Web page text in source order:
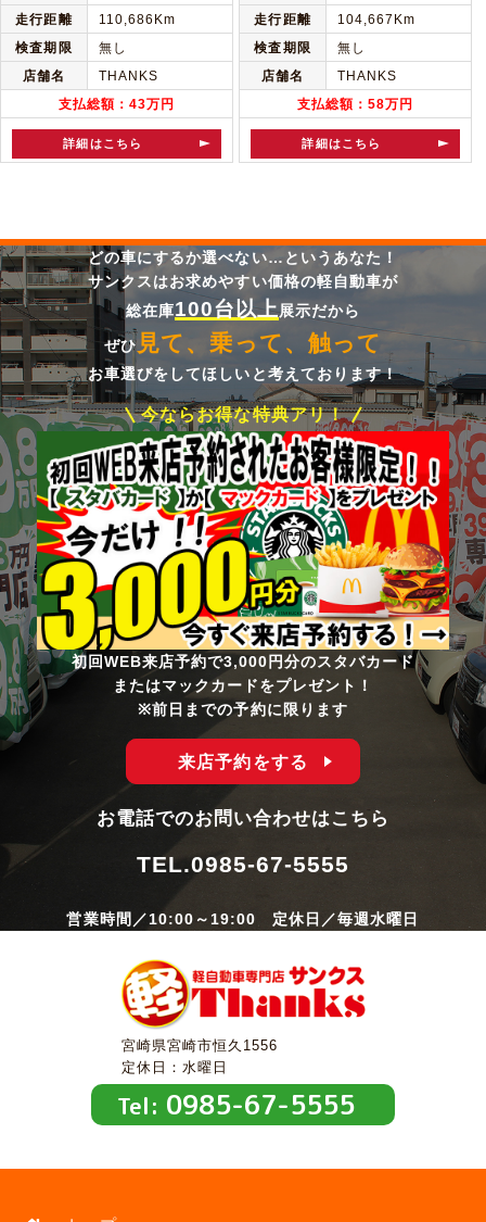
走行距離
110,686Km
検査期限
無し
店舗名
THANKS
支払総額：43万円
詳細はこちら
走行距離
104,667Km
検査期限
無し
店舗名
THANKS
支払総額：58万円
詳細はこちら
どの車にするか選べない…というあなた！
サンクスはお求めやすい価格の軽自動車が
総在庫100台以上展示だから
ぜひ 見て、乗って、触って
お車選びをしてほしいと考えております！
今ならお得な特典アリ！
初回WEB来店予約で3,000円分のスタバカード
またはマックカードをプレゼント！
※前日までの予約に限ります
来店予約をする
お電話でのお問い合わせはこちら
TEL.0985-67-5555
営業時間／10:00～19:00 定休日／毎週水曜日
宮崎県宮崎市恒久1556
定休日：水曜日
Tel: 0985-67-5555